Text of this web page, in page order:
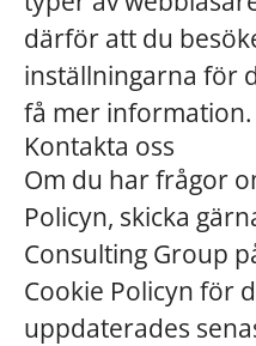
därför att du
inställningarna för
få mer information.
Kontakta oss
Om du har frågor
Policyn, skicka
Consulting Group
Cookie Policyn för
uppdaterades